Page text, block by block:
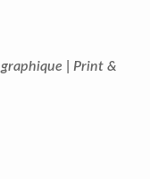
graphique | Print &